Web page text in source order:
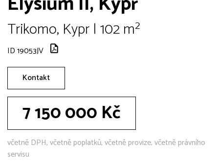
Trikomo, Kypr | 102 m²
ID 19053JV
Kontakt
7 150 000 Kč
včetně DPH, včetně poplatků, včetně provize, včetně právního
servisu